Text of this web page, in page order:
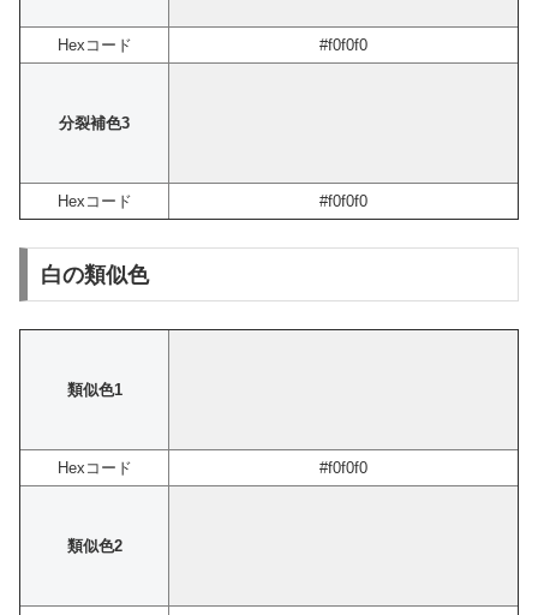
Hexコード #f0f0f0
分裂補色3
Hexコード #f0f0f0
白の類似色
類似色1
Hexコード #f0f0f0
類似色2